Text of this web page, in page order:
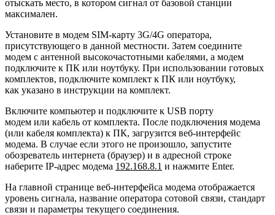
отыскать место, в котором сигнал от базовой станции
максимален.
Установите в модем SIM-карту 3G/4G оператора,
присутствующего в данной местности. Затем соедините
модем с антенной высокочастотными кабелями, а модем
подключите к ПК или ноутбуку. При использовании готовых
комплектов, подключите комплект к ПК или ноутбуку,
как указано в инструкции на комплект.
Включите компьютер и подключите к USB порту
модем или кабель от комплекта. После подключения модема
(или кабеля комплекта) к ПК, загрузится веб-интерфейс
модема. В случае если этого не произошло, запустите
обозреватель интернета (браузер) и в адресной строке
наберите IP-адрес модема 192.168.8.1 и нажмите Enter.
На главной странице веб-интерфейса модема отображается
уровень сигнала, название оператора сотовой связи, стандарт
связи и параметры текущего соединения.